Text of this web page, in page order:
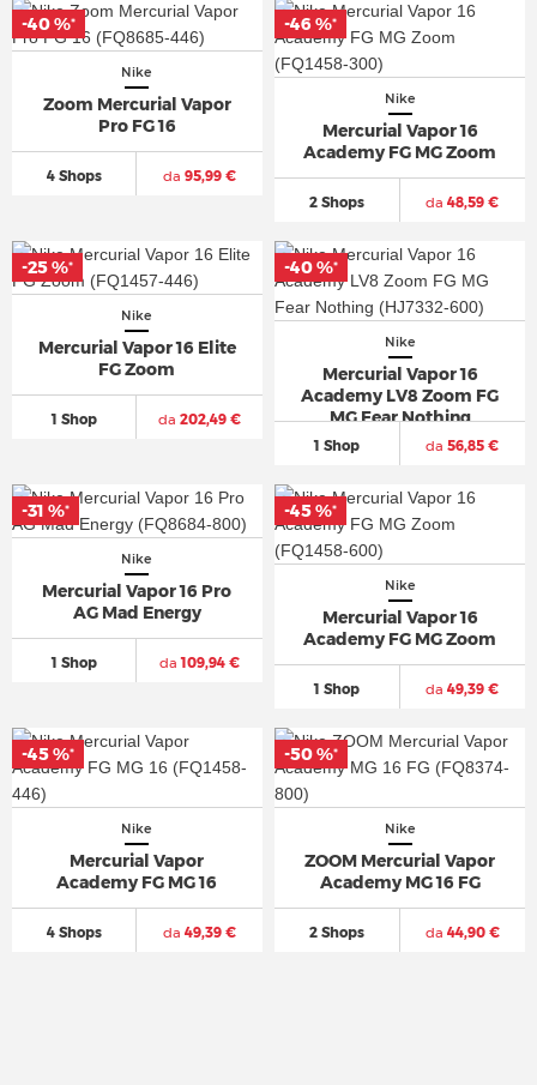
Nike
Zoom Mercurial Vapor
Pro FG 16
4 Shops da 95,99 €
-40 %*
-40 %*
Nike
Mercurial Vapor 16
Academy FG MG Zoom
2 Shops da 48,59 €
-46 %*
-46 %*
Nike
Mercurial Vapor 16 Elite
FG Zoom
1 Shop da 202,49 €
-25 %*
-25 %*
Nike
Mercurial Vapor 16
Academy LV8 Zoom FG
MG Fear Nothing
1 Shop da 56,85 €
-40 %*
-40 %*
Nike
Mercurial Vapor 16 Pro
AG Mad Energy
1 Shop da 109,94 €
-31 %*
-31 %*
Nike
Mercurial Vapor 16
Academy FG MG Zoom
1 Shop da 49,39 €
-45 %*
-45 %*
Nike
Mercurial Vapor
Academy FG MG 16
4 Shops da 49,39 €
-45 %*
-45 %*
Nike
ZOOM Mercurial Vapor
Academy MG 16 FG
2 Shops da 44,90 €
-50 %*
-50 %*